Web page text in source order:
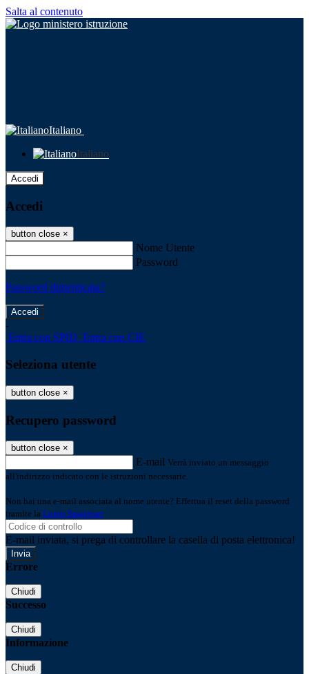
Salta al contenuto
Italiano
Italiano
Accedi
Accedi
button close ×
Nome Utente
Password
Password dimenticata?
-
Entra con SPID Entra con CIE
Seleziona utente
button close ×
Recupero password
button close ×
E-mail Verrà inviato un messaggio
all'indirizzo indicato con le istruzioni necessarie.
Non hai una e-mail associata al nome utente? Effettua il reset della password
tramite la Login Spaggiari
E-mail inviata, si prega di controllare la casella di posta elettronica!
Errore
Chiudi
Successo
Chiudi
Informazione
Chiudi